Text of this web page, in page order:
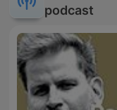
podcast